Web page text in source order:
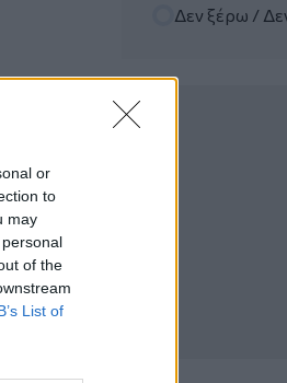
or
to
may
of the
List of
Forum: Ένα στα
φάρμακα φτάνει
Δεν ξέρω /